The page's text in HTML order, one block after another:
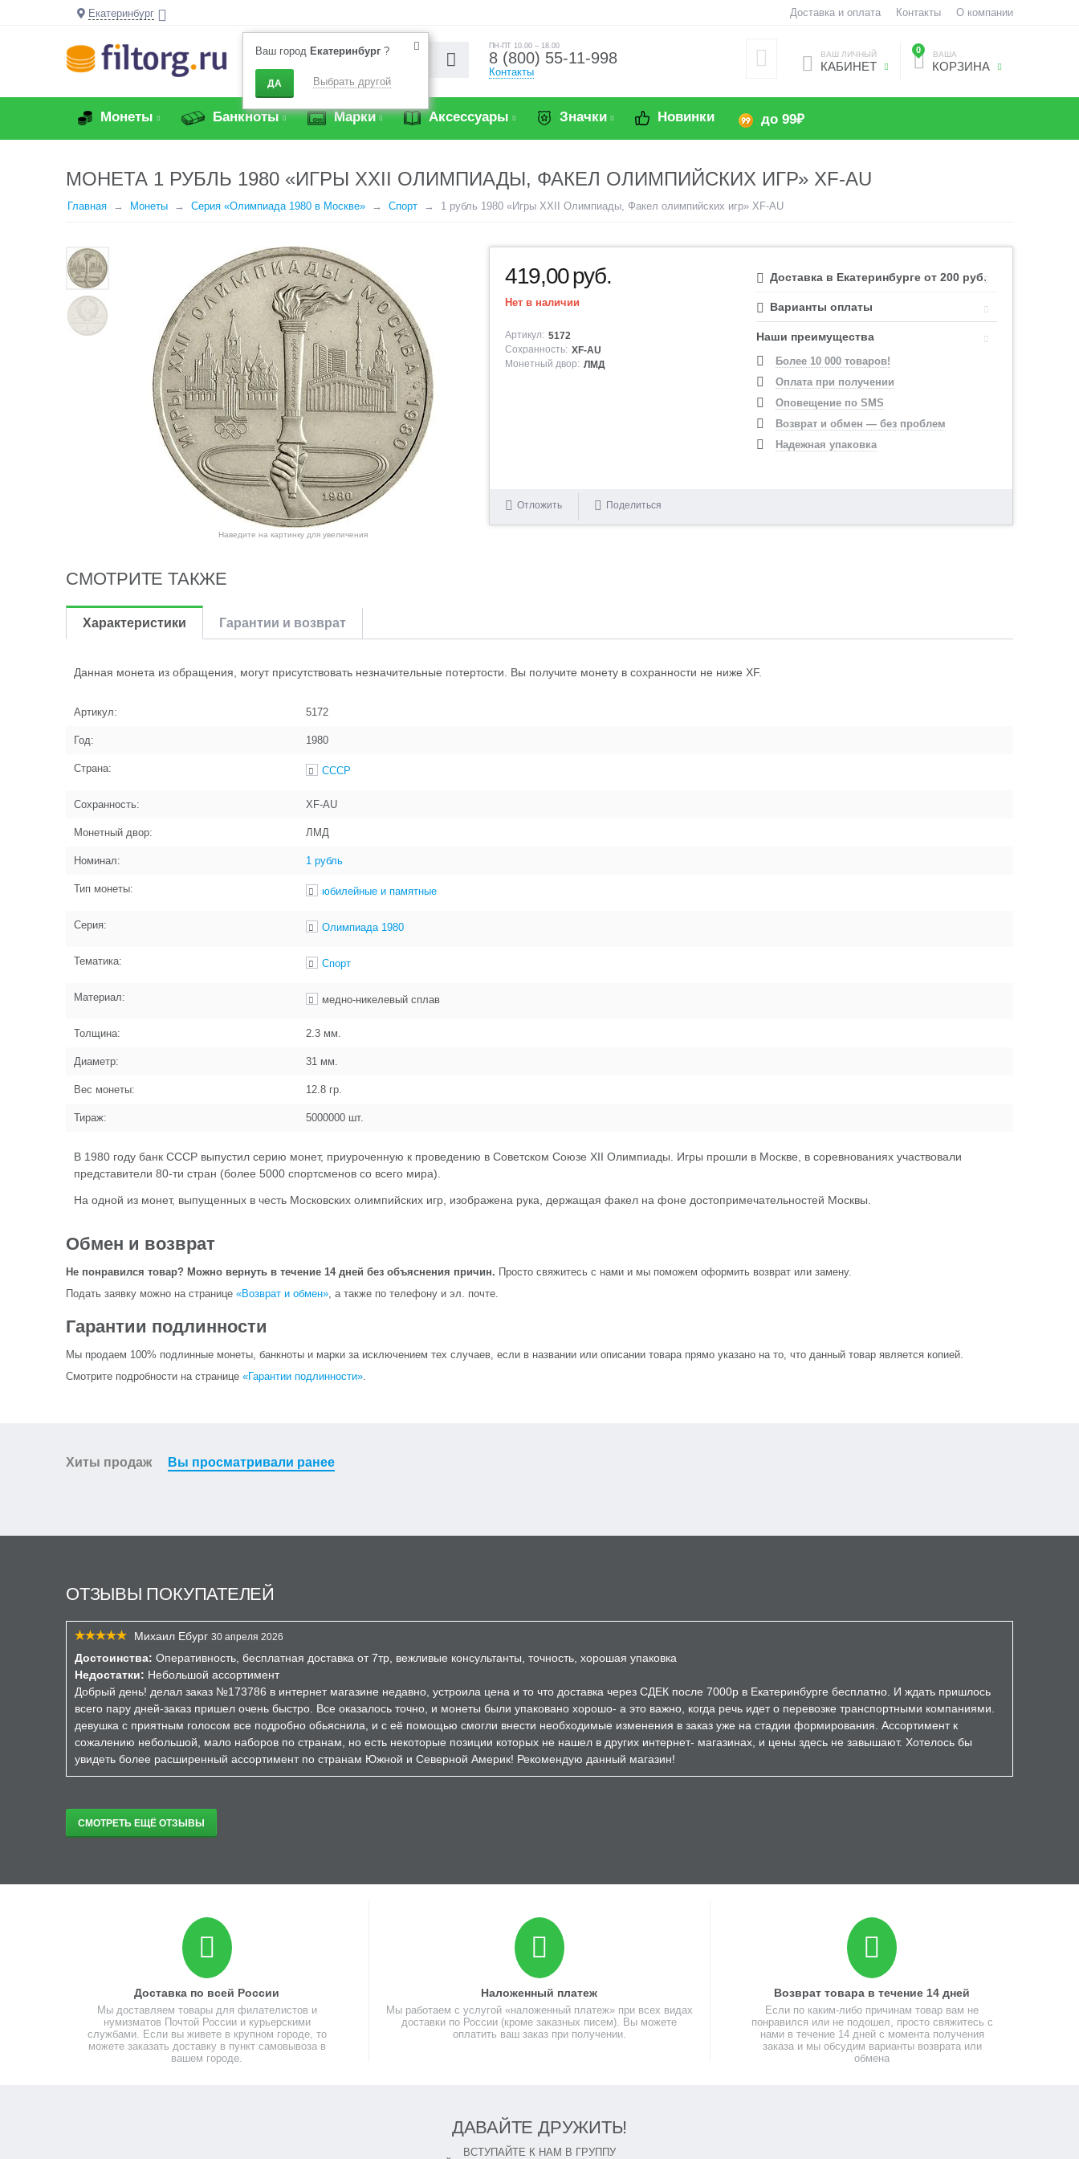
Екатеринбург
Ваш город Екатеринбург ?
ДА Выбрать другой
Доставка и оплата Контакты О компании
ПН-ПТ 10.00 – 18.00
8 (800) 55-11-998
Контакты
0 ВАША
КОРЗИНА
ВАШ ЛИЧНЫЙ
КАБИНЕТ
Монеты Банкноты Марки Аксессуары Значки Новинки до 99₽
МОНЕТА 1 РУБЛЬ 1980 «ИГРЫ XXII ОЛИМПИАДЫ, ФАКЕЛ ОЛИМПИЙСКИХ ИГР» XF-AU
Главная Монеты Серия «Олимпиада 1980 в Москве» Спорт 1 рубль 1980 «Игры XXII Олимпиады, Факел олимпийских игр» XF-AU
Наведите на картинку для увеличения
419,00руб.
Нет в наличии
Артикул: 5172
Сохранность: XF-AU
Монетный двор: ЛМД
Доставка в Екатеринбурге от 200 руб.
Варианты оплаты
Наши преимущества
Более 10 000 товаров!
Оплата при получении
Оповещение по SMS
Возврат и обмен — без проблем
Надежная упаковка
Отложить Поделиться
СМОТРИТЕ ТАКЖЕ
Характеристики Гарантии и возврат
Данная монета из обращения, могут присутствовать незначительные потертости. Вы получите монету в сохранности не ниже XF.
Артикул: 5172
Год: 1980
Страна: СССР
Сохранность: XF-AU
Монетный двор: ЛМД
Номинал: 1 рубль
Тип монеты: юбилейные и памятные
Серия: Олимпиада 1980
Тематика: Спорт
Материал: медно-никелевый сплав
Толщина: 2.3 мм.
Диаметр: 31 мм.
Вес монеты: 12.8 гр.
Тираж: 5000000 шт.
В 1980 году банк СССР выпустил серию монет, приуроченную к проведению в Советском Союзе XII Олимпиады. Игры прошли в Москве, в соревнованиях участвовали
представители 80-ти стран (более 5000 спортсменов со всего мира).
На одной из монет, выпущенных в честь Московских олимпийских игр, изображена рука, держащая факел на фоне достопримечательностей Москвы.
Обмен и возврат
Не понравился товар? Можно вернуть в течение 14 дней без объяснения причин. Просто свяжитесь с нами и мы поможем оформить возврат или замену.
Подать заявку можно на странице «Возврат и обмен», а также по телефону и эл. почте.
Гарантии подлинности
Мы продаем 100% подлинные монеты, банкноты и марки за исключением тех случаев, если в названии или описании товара прямо указано на то, что данный товар является копией.
Смотрите подробности на странице «Гарантии подлинности».
Хиты продаж Вы просматривали ранее
ОТЗЫВЫ ПОКУПАТЕЛЕЙ
Михаил Ебург 30 апреля 2026
Достоинства: Оперативность, бесплатная доставка от 7тр, вежливые консультанты, точность, хорошая упаковка
Недостатки: Небольшой ассортимент
Добрый день! делал заказ №173786 в интернет магазине недавно, устроила цена и то что доставка через СДЕК после 7000р в Екатеринбурге бесплатно. И ждать пришлось
всего пару дней-заказ пришел очень быстро. Все оказалось точно, и монеты были упаковано хорошо- а это важно, когда речь идет о перевозке транспортными компаниями.
девушка с приятным голосом все подробно обьяснила, и с её помощью смогли внести необходимые изменения в заказ уже на стадии формирования. Ассортимент к
сожалению небольшой, мало наборов по странам, но есть некоторые позиции которых не нашел в других интернет- магазинах, и цены здесь не завышают. Хотелось бы
увидеть более расширенный ассортимент по странам Южной и Северной Америк! Рекомендую данный магазин!
СМОТРЕТЬ ЕЩЁ ОТЗЫВЫ
Доставка по всей России
Мы доставляем товары для филателистов и
нумизматов Почтой России и курьерскими
службами. Если вы живете в крупном городе, то
можете заказать доставку в пункт самовывоза в
вашем городе.
Наложенный платеж
Мы работаем с услугой «наложенный платеж» при всех видах
доставки по России (кроме заказных писем). Вы можете
оплатить ваш заказ при получении.
Возврат товара в течение 14 дней
Если по каким-либо причинам товар вам не
понравился или не подошел, просто свяжитесь с
нами в течение 14 дней с момента получения
заказа и мы обсудим варианты возврата или
обмена
ДАВАЙТЕ ДРУЖИТЬ!
ВСТУПАЙТЕ К НАМ В ГРУППУ